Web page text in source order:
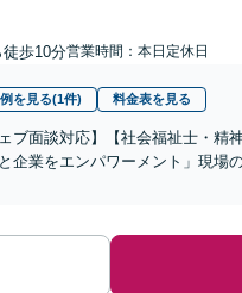
徒歩10分営業時間：本日定休日
を見る(1件) 料金表を見る
ブ面談対応】【社会福祉士・
企業をエンパワーメント」現場